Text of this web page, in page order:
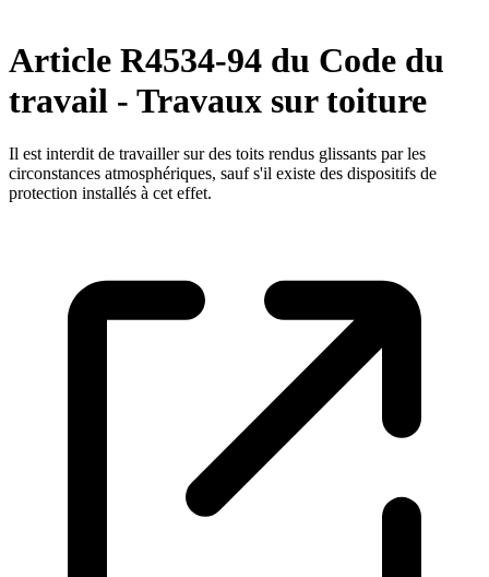
Article R4534-94 du Code du
travail - Travaux sur toiture
Il est interdit de travailler sur des toits rendus glissants par les
circonstances atmosphériques, sauf s'il existe des dispositifs de
protection installés à cet effet.